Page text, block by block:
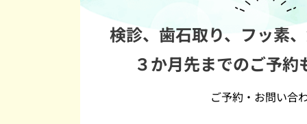
検診、歯石取り、フッ素
３か月先までのご予約
ご予約・お問い合